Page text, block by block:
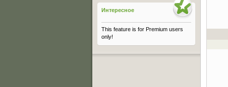
Интересное
This feature is for Premium users
only!